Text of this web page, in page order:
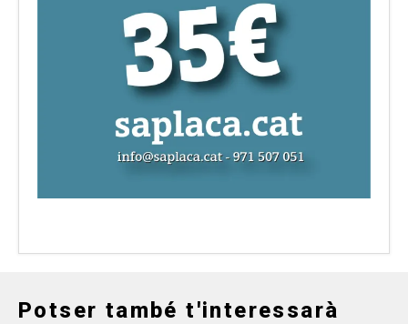
Potser també t'interessarà